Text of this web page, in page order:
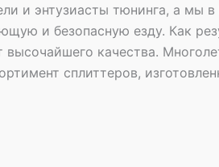
и энтузиасты тюнинга, а мы
и безопасную езду. Как
высочайшего качества.
сплиттеров,